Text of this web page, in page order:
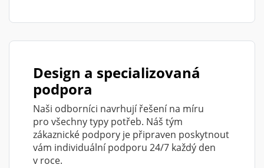
Design a specializovaná
podpora
Naši odborníci navrhují řešení na míru
pro všechny typy potřeb. Náš tým
zákaznické podpory je připraven poskytnout
vám individuální podporu 24/7 každý den
v roce.